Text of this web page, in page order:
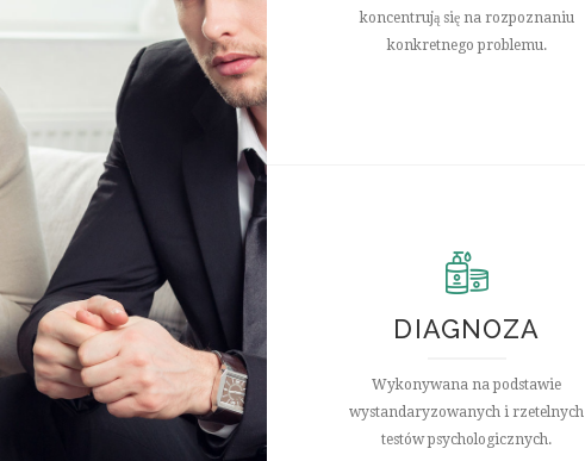
koncentrują się na rozpoznaniu
konkretnego problemu.
DIAGNOZA
Wykonywana na podstawie
wystandaryzowanych i rzetelnych
testów psychologicznych.